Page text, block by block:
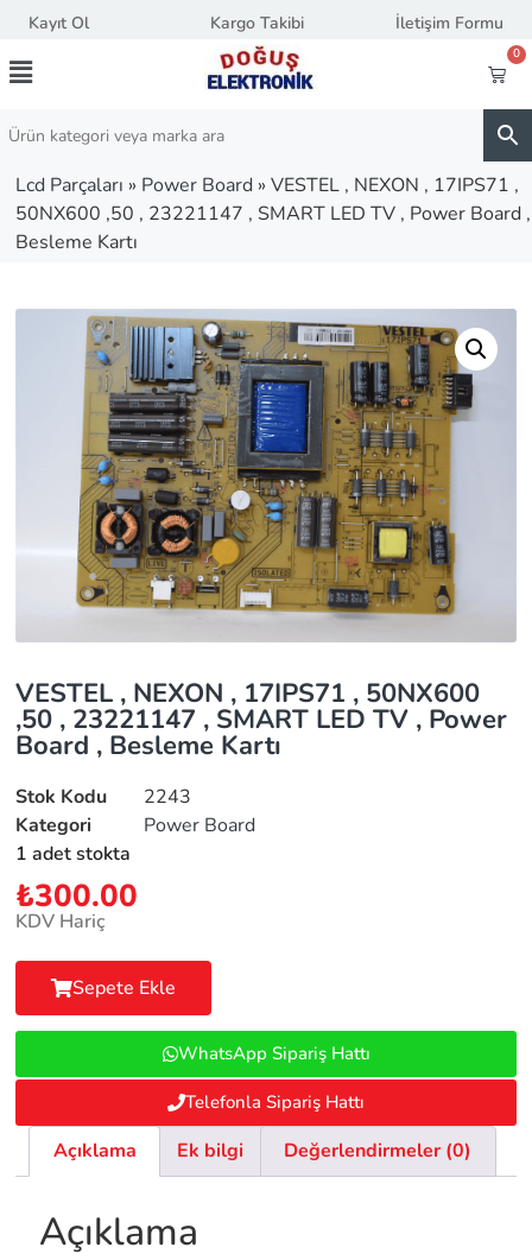
Kayıt Ol Kargo Takibi İletişim Formu
0
Lcd Parçaları » Power Board » VESTEL , NEXON , 17IPS71 ,
50NX600 ,50 , 23221147 , SMART LED TV , Power Board ,
Besleme Kartı
VESTEL , NEXON , 17IPS71 , 50NX600
,50 , 23221147 , SMART LED TV , Power
Board , Besleme Kartı
Stok Kodu
2243
Kategori
Power Board
1 adet stokta
₺300.00
KDV Hariç
Sepete Ekle
WhatsApp Sipariş Hattı
Telefonla Sipariş Hattı
Açıklama Ek bilgi Değerlendirmeler (0)
Açıklama